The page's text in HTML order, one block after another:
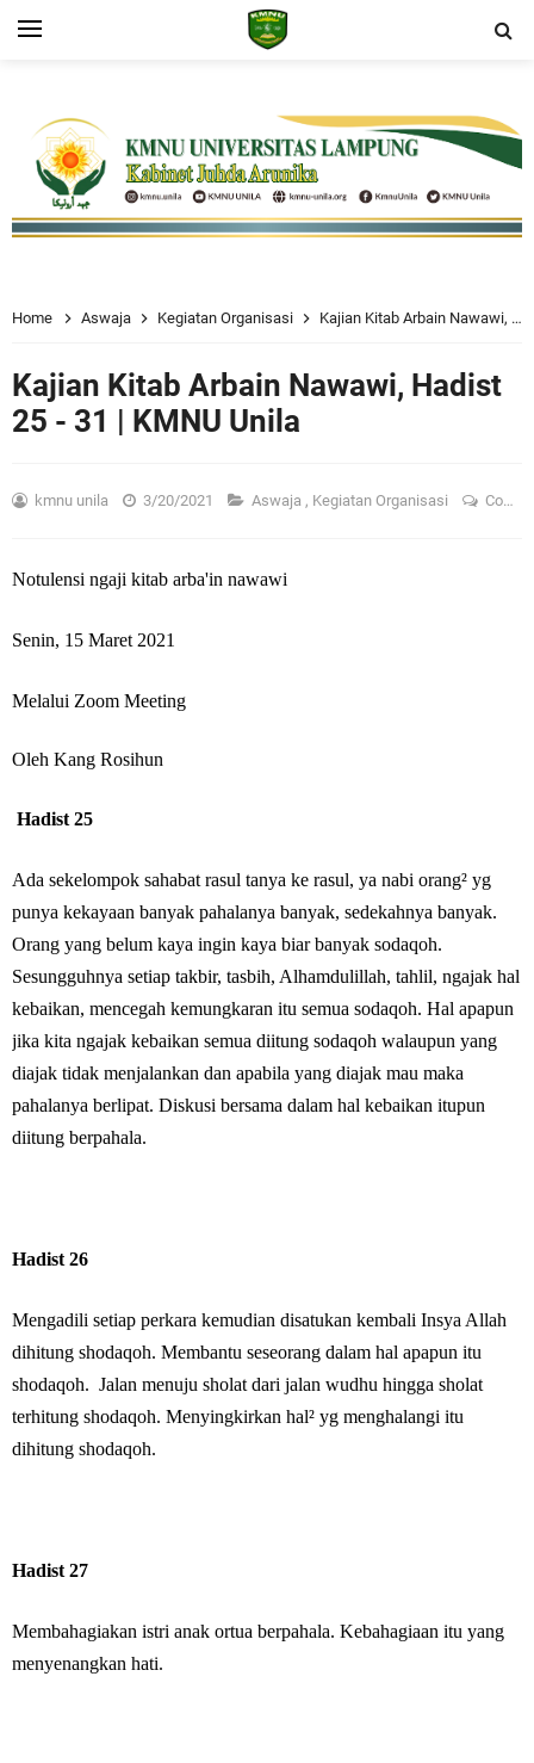
Home Aswaja Kegiatan Organisasi Kajian Kitab Arbain Nawawi, Hadist 25 - 31 | KMNU Unila
Kajian Kitab Arbain Nawawi, Hadist
25 - 31 | KMNU Unila
kmnu unila 3/20/2021 Aswaja , Kegiatan Organisasi Comment
Notulensi ngaji kitab arba'in nawawi
Senin, 15 Maret 2021
Melalui Zoom Meeting
Oleh Kang Rosihun
Hadist 25
Ada sekelompok sahabat rasul tanya ke rasul, ya nabi orang² yg
punya kekayaan banyak pahalanya banyak, sedekahnya banyak.
Orang yang belum kaya ingin kaya biar banyak sodaqoh.
Sesungguhnya setiap takbir, tasbih, Alhamdulillah, tahlil, ngajak hal
kebaikan, mencegah kemungkaran itu semua sodaqoh. Hal apapun
jika kita ngajak kebaikan semua diitung sodaqoh walaupun yang
diajak tidak menjalankan dan apabila yang diajak mau maka
pahalanya berlipat. Diskusi bersama dalam hal kebaikan itupun
diitung berpahala.
Hadist 26
Mengadili setiap perkara kemudian disatukan kembali Insya Allah
dihitung shodaqoh. Membantu seseorang dalam hal apapun itu
shodaqoh. Jalan menuju sholat dari jalan wudhu hingga sholat
terhitung shodaqoh. Menyingkirkan hal² yg menghalangi itu
dihitung shodaqoh.
Hadist 27
Membahagiakan istri anak ortua berpahala. Kebahagiaan itu yang
menyenangkan hati.